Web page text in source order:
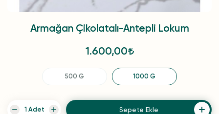
Armağan Çikolatalı-Antepli Lokum
1.600,00
500 G 1000 G
Sepete Ekle